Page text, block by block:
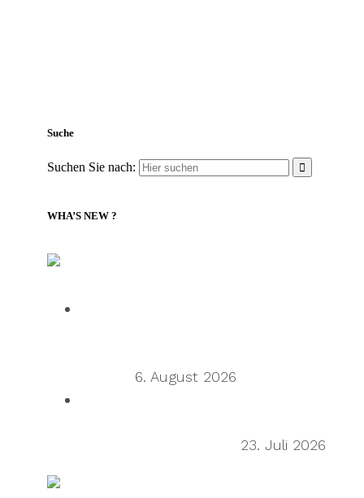
Suche
Suchen Sie nach:
WHA’S NEW ?
6. August 2026
23. Juli 2026